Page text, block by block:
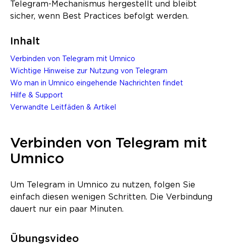
Telegram-Mechanismus hergestellt und bleibt
sicher, wenn Best Practices befolgt werden.
Inhalt
Verbinden von Telegram mit Umnico
Wichtige Hinweise zur Nutzung von Telegram
Wo man in Umnico eingehende Nachrichten findet
Hilfe & Support
Verwandte Leitfäden & Artikel
Verbinden von Telegram mit
Umnico
Um Telegram in Umnico zu nutzen, folgen Sie
einfach diesen wenigen Schritten. Die Verbindung
dauert nur ein paar Minuten.
Übungsvideo